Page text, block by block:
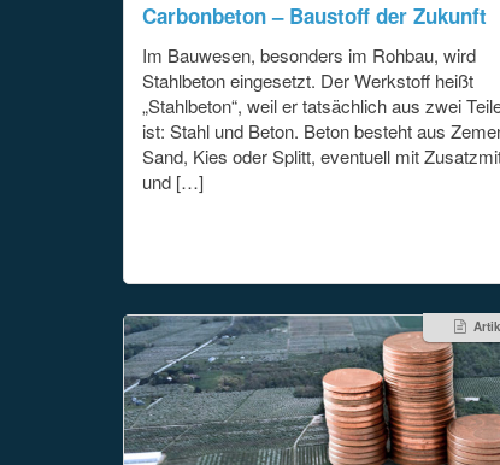
Carbonbeton – Baustoff der Zukunft
Im Bauwesen, besonders im Rohbau, wird
Stahlbeton eingesetzt. Der Werkstoff heißt
„Stahlbeton“, weil er tatsächlich aus zwei
ist: Stahl und Beton. Beton besteht aus
Sand, Kies oder Splitt, eventuell mit
und […]